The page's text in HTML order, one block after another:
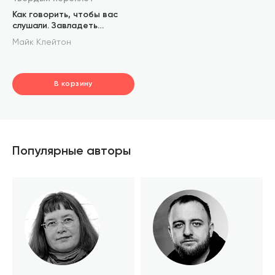
Как говорить, чтобы вас
слушали. Завладеть
вниманием, удержать его и
Майк Клейтон
В корзину
Популярные авторы